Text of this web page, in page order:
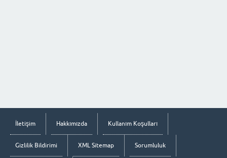
İletişim Hakkımızda Kullanım Koşulları
Gizlilik Bildirimi XML Sitemap Sorumluluk